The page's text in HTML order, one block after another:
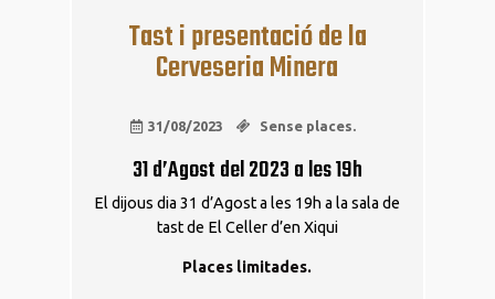
Tast i presentació de la
Cerveseria Minera
31/08/2023 Sense places.
31 d’Agost del 2023 a les 19h
El dijous dia 31 d’Agost a les 19h a la sala de
tast de El Celler d’en Xiqui
Places limitades.